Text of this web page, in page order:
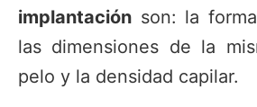
implantación son: la
las dimensiones de la
pelo y la densidad capilar.